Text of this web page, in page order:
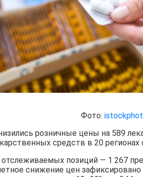
Фото:
розничные цены на 589
средств в 20 регионах
отслеживаемых позиций — 1 267
снижение цен